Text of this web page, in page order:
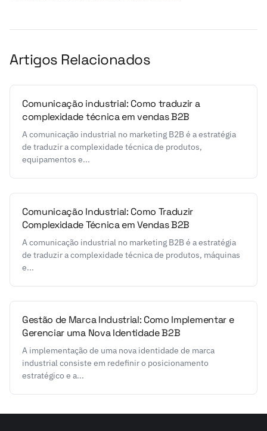
Artigos Relacionados
Comunicação industrial: Como traduzir a
complexidade técnica em vendas B2B
A comunicação industrial no marketing B2B é a estratégia
de traduzir a complexidade técnica de produtos,
equipamentos e...
Comunicação Industrial: Como Traduzir
Complexidade Técnica em Vendas B2B
A comunicação industrial no marketing B2B é a estratégia
de traduzir a complexidade técnica de produtos, máquinas
e...
Gestão de Marca Industrial: Como Implementar e
Gerenciar uma Nova Identidade B2B
A implementação de uma nova identidade de marca
industrial consiste em redefinir o posicionamento
estratégico e a...